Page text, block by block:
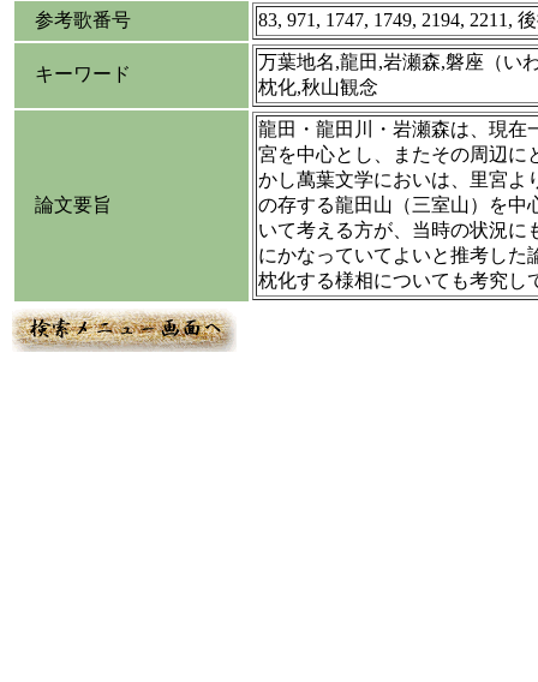
参考歌番号 83, 971, 1747, 1749, 2194, 2211,
キーワード
万葉地名,龍田,岩瀬森,磐座（い
枕化,秋山観念
論文要旨
龍田・龍田川・岩瀬森は、現在
宮を中心とし、またその周辺に
かし萬葉文学においは、里宮よ
の存する龍田山（三室山）を中
いて考える方が、当時の状況に
にかなっていてよいと推考した
枕化する様相についても考究し